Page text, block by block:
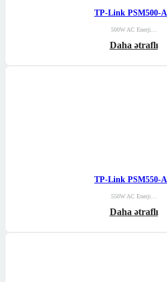
TP-Link PSM500-
500W AC Enerji…
Daha ətraflı
TP-Link PSM550-
550W AC Enerji…
Daha ətraflı